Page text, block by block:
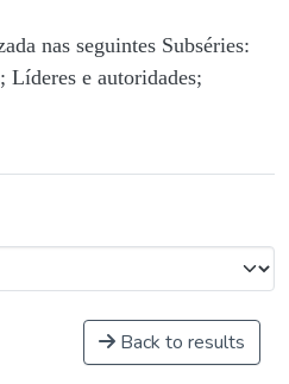
nas seguintes Subséries:
Líderes e autoridades;
Back to results